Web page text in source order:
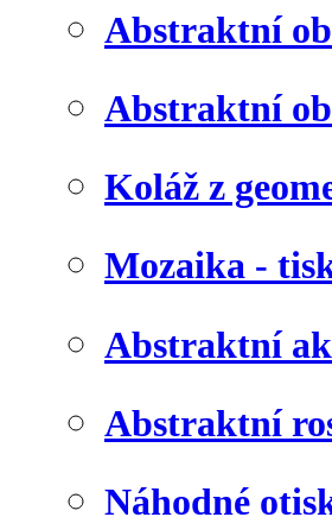
Abstraktní
Abstraktní
Koláž z
Mozaika -
Abstraktní
Abstraktní
Náhodné